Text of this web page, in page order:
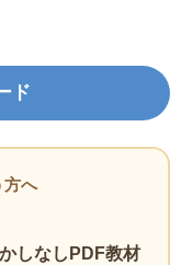
ド
方へ
しなしPDF教材